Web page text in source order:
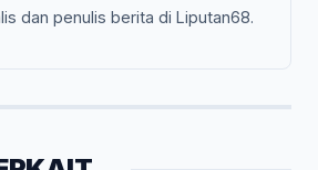
dan penulis berita di Liputan68.